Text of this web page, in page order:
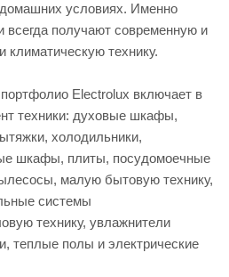
условиях. Именно
всегда получают современную и
климатическую технику.
Electrolux включает в
техники: духовые шкафы,
холодильники,
шкафы, плиты, посудомоечные
малую бытовую технику,
системы
технику, увлажнители
теплые полы и электрические